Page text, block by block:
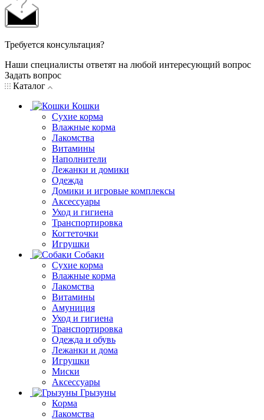
Требуется консультация?
Наши специалисты ответят на любой интересующий вопрос
Задать вопрос
Каталог
Кошки
Сухие корма
Влажные корма
Лакомства
Витамины
Наполнители
Лежанки и домики
Одежда
Домики и игровые комплексы
Аксессуары
Уход и гигиена
Транспортировка
Когтеточки
Игрушки
Собаки
Сухие корма
Влажные корма
Лакомства
Витамины
Амуниция
Уход и гигиена
Транспортировка
Одежда и обувь
Лежанки и дома
Игрушки
Миски
Аксессуары
Грызуны
Корма
Лакомства